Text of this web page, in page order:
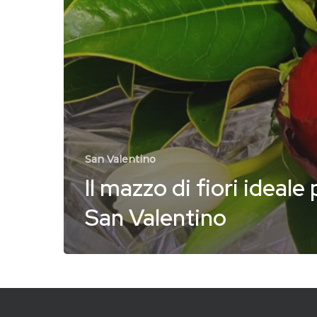
San Valentino
Il mazzo di fiori ideale
San Valentino